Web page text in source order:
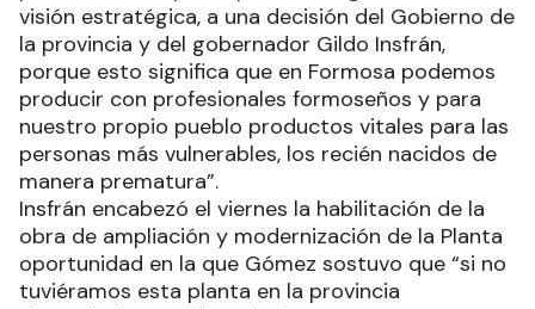
visión estratégica, a una decisión del Gobierno de
la provincia y del gobernador Gildo Insfrán,
porque esto significa que en Formosa podemos
producir con profesionales formoseños y para
nuestro propio pueblo productos vitales para las
personas más vulnerables, los recién nacidos de
manera prematura”.
Insfrán encabezó el viernes la habilitación de la
obra de ampliación y modernización de la Planta
oportunidad en la que Gómez sostuvo que “si no
tuviéramos esta planta en la provincia